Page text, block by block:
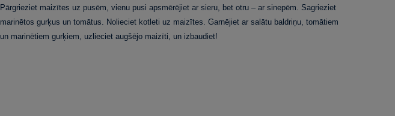
Pārgrieziet maizītes uz pusēm, vienu pusi apsmērējiet ar sieru, bet otru – ar sinepēm. Sagrieziet
marinētos gurķus un tomātus. Nolieciet kotleti uz maizītes. Garnējiet ar salātu baldriņu, tomātiem
un marinētiem gurķiem, uzlieciet augšējo maizīti, un izbaudiet!